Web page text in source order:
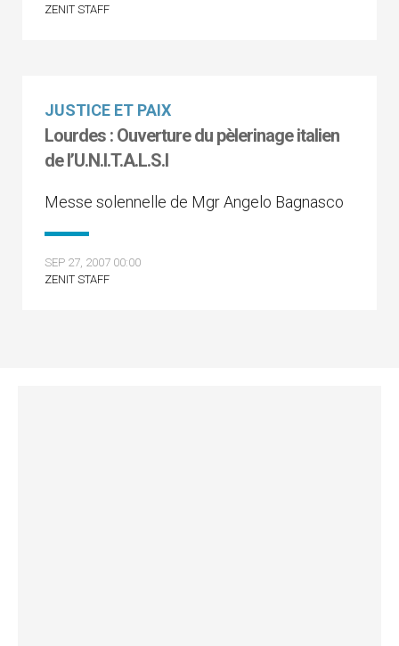
ZENIT STAFF
JUSTICE ET PAIX
Lourdes : Ouverture du pèlerinage italien
de l’U.N.I.T.A.L.S.I
Messe solennelle de Mgr Angelo Bagnasco
SEP 27, 2007 00:00
ZENIT STAFF